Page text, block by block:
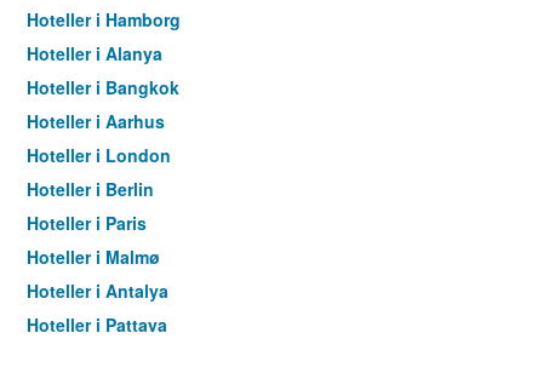
Hoteller i Hamborg
Hoteller i Alanya
Hoteller i Bangkok
Hoteller i Aarhus
Hoteller i London
Hoteller i Berlin
Hoteller i Paris
Hoteller i Malmø
Hoteller i Antalya
Hoteller i Pattaya